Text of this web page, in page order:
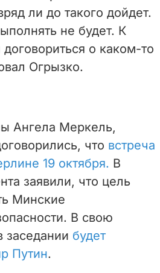
ли до такого дойдет.
не будет. К
о каком-то
Огрызко.
Ангела Меркель,
что встреча
19 октября. В
заявили, что цель
Минские
В свою
заседании будет
Путин.